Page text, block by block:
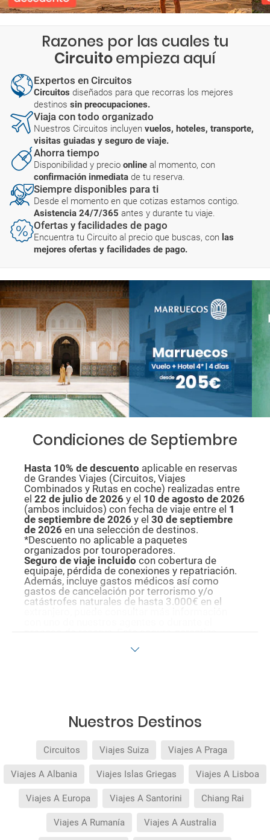
Razones por las cuales tu
Circuitoempieza aquí
Expertos en Circuitos
Circuitos diseñados para que recorras los mejores
destinos sin preocupaciones.
Viaja con todo organizado
Nuestros Circuitos incluyen vuelos, hoteles, transporte,
visitas guiadas y seguro de viaje.
Ahorra tiempo
Disponibilidad y precio online al momento, con
confirmación inmediata de tu reserva.
Siempre disponibles para ti
Desde el momento en que cotizas estamos contigo.
Asistencia 24/7/365 antes y durante tu viaje.
Ofertas y facilidades de pago
Encuentra tu Circuito al precio que buscas, con las
mejores ofertas y facilidades de pago.
Condiciones de Septiembre
Hasta 10% de descuento aplicable en reservas
de Grandes Viajes (Circuitos, Viajes
Combinados y Rutas en coche) realizadas entre
el 22 de julio de 2026 y el 10 de agosto de 2026
(ambos incluidos) con fecha de viaje entre el 1
de septiembre de 2026 y el 30 de septiembre
de 2026 en una selección de destinos.
*Descuento no aplicable a paquetes
organizados por touroperadores.
Seguro de viaje incluido con cobertura de
equipaje, pérdida de conexiones y repatriación.
Además, incluye gastos médicos así como
gastos de cancelación por terrorismo y/o
catástrofes naturales de hasta 3.000€ en el
si quiere reforzar esta asistencia tiene que
Nuestros Destinos
Circuitos Viajes Suiza Viajes A Praga
Viajes A Albania Viajes Islas Griegas Viajes A Lisboa
Viajes A Europa Viajes A Santorini Chiang Rai
Viajes A Rumanía Viajes A Australia